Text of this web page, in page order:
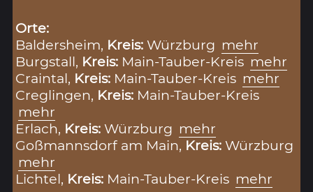
Orte:
Baldersheim, Kreis:Würzburg mehr
Burgstall, Kreis: Main-Tauber-Kreis mehr
Craintal, Kreis: Main-Tauber-Kreis mehr
Creglingen, Kreis: Main-Tauber-Kreis
mehr
Erlach, Kreis:Würzburg mehr
Goßmannsdorf am Main, Kreis:Würzburg
mehr
Lichtel, Kreis: Main-Tauber-Kreis mehr